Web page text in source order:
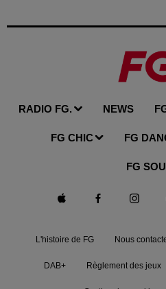
RADIO FG. NEWS
FG CHIC FG
FG
L'histoire de FG Nous
DAB+ Règlement des jeux